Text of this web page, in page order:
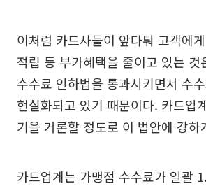
이처럼 카드사들이 앞다퉈 고객에
적립 등 부가혜택을 줄이고 있는 것
수수료 인하법을 통과시키면서 수
현실화되고 있기 때문이다. 카드업
기을 거론할 정도로 이 법안에 강하
카드업계는 가맹점 수수료가 일괄